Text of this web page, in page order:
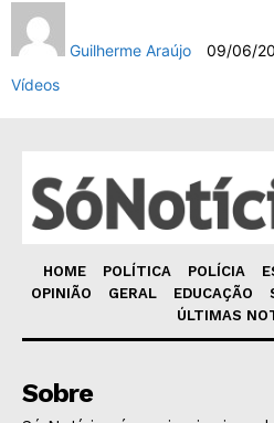
Guilherme Araújo
09/06/
Categories
Vídeos
HOME POLÍTICA POLÍCIA
OPINIÃO
GERAL EDUCAÇÃO
ÚLTIMAS
Sobre